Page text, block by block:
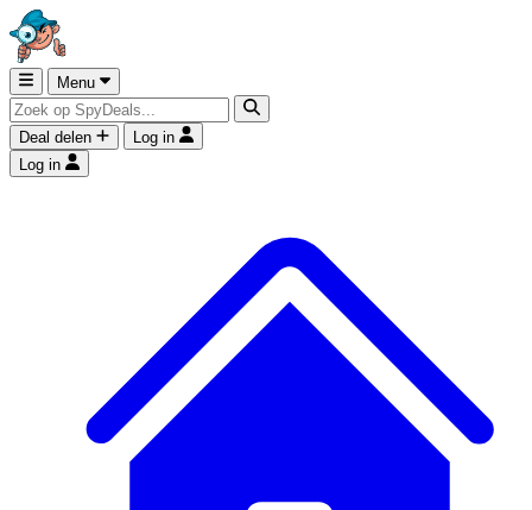
Menu
Deal delen
Log in
Log in